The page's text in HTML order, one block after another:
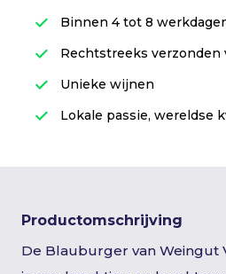
Binnen 4 tot 8
Rechtstreeks verzonden
Unieke wijnen
Lokale passie, wereldse
Productomschrijving
De Blauburger van Weingut